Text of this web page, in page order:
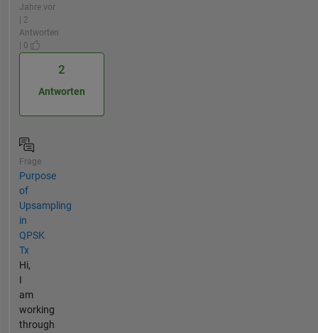
Jahre vor
| 2
Antworten
| 0
2
Antworten
Frage
Purpose
of
Upsampling
in
QPSK
Tx
Hi,
I
am
working
through